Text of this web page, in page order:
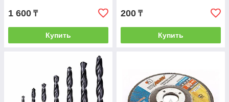
1 600 ₸
Купить
200 ₸
Купить